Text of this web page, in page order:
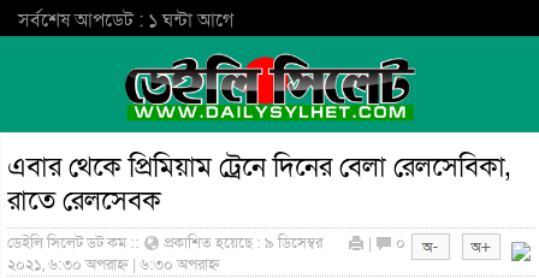
সর্বশেষ আপডেট : ১ ঘন্টা আগে
এবার থেকে প্রিমিয়াম ট্রেনে দিনের বেলা রেলসেবিকা,
রাতে রেলসেবক
ডেইলি সিলেট ডট কম ::
প্রকাশিত হয়েছে : ৯ ডিসেম্বর
২০২১, ৬:৩০ অপরাহ্ন | ৬:৩০ অপরাহ্ন
| ০